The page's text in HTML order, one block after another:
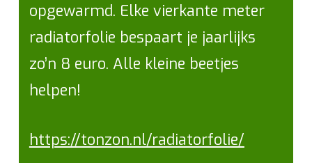
opgewarmd. Elke vierkante meter
radiatorfolie bespaart je jaarlijks
zo’n 8 euro. Alle kleine beetjes
helpen!
https://tonzon.nl/radiatorfolie/